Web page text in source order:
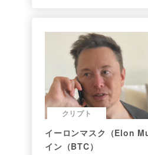
クリプト
イーロンマスク（Elon
イン（BTC）